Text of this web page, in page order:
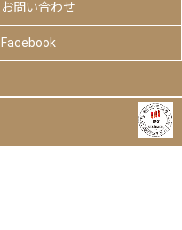
お問い合わせ
Facebook